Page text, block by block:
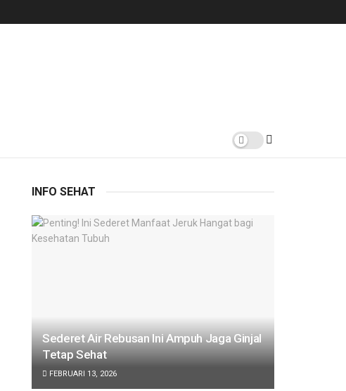
INFO SEHAT
Sederet Air Rebusan Ini Ampuh Jaga Ginjal
Tetap Sehat
FEBRUARI 13, 2026